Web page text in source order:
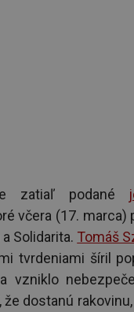
zatiaľ podané
včera (17. marca)
Solidarita. Tomáš
tvrdeniami šíril
vzniklo
že dostanú